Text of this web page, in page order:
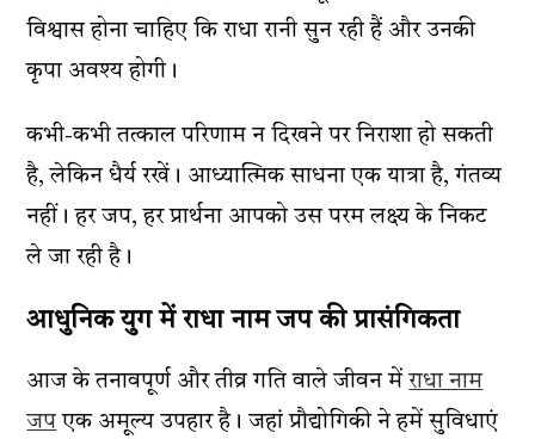
विश्वास होना चाहिए कि राधा रानी सुन रही हैं और उनकी
कृपा अवश्य होगी।
कभी-कभी तत्काल परिणाम न दिखने पर निराशा हो सकती
है, लेकिन धैर्य रखें। आध्यात्मिक साधना एक यात्रा है, गंतव्य
नहीं। हर जप, हर प्रार्थना आपको उस परम लक्ष्य के निकट
ले जा रही है।
आधुनिक युग में राधा नाम जप की प्रासंगिकता
आज के तनावपूर्ण और तीव्र गति वाले जीवन मेंराधा नाम
जपएक अमूल्य उपहार है। जहां प्रौद्योगिकी ने हमें सुविधाएं